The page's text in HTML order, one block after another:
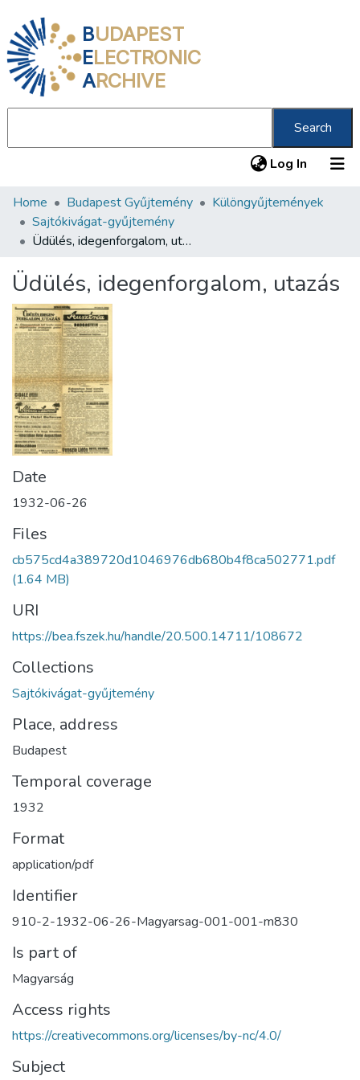
BUDAPEST
ELECTRONIC
ARCHIVE
Search
Log In (current)
Communities & Collections
All of DSpace
Statistics
About us
Home Budapest Gyűjtemény
Különgyűjtemények
Sajtókivágat-gyűjtemény
Üdülés, idegenforgalom, utazás
Üdülés, idegenforgalom, utazás
Date
1932-06-26
Files
cb575cd4a389720d1046976db680b4f8ca502771.pdf
(1.64 MB)
URI
https://bea.fszek.hu/handle/20.500.14711/108672
Collections
Sajtókivágat-gyűjtemény
Place, address
Budapest
Temporal coverage
1932
Format
application/pdf
Identifier
910-2-1932-06-26-Magyarsag-001-001-m830
Is part of
Magyarság
Access rights
https://creativecommons.org/licenses/by-nc/4.0/
Subject